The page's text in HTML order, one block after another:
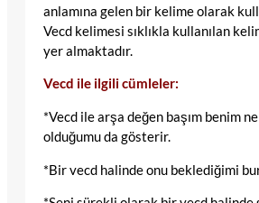
anlamına gelen bir kelime olarak
Vecd kelimesi sıklıkla kullanılan
yer almaktadır.
Vecd ile ilgili cümleler:
*Vecd ile arşa değen başım benim
olduğumu da gösterir.
*Bir vecd halinde onu beklediğimi